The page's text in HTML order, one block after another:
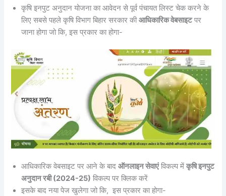
कृषि इनपुट अनुदान योजना का आवेदन से पूर्व पंचायत लिस्ट चेक करने के
लिए सबसे पहले कृषि विभाग बिहार सरकार कीआधिकारिक वेबसाइटपर
जाना होगा जो कि, इस प्रकार का होगा-
आधिकारिक वेबसाइट पर आने के बादऑनलाइन सेवाएंविकल्प मेंकृषि इनपुट
अनुदान रबी (2024-25) विकल्प पर क्लिक करें
इसके बाद नया पेज खुलेगा जो कि, इस प्रकार का होगा-